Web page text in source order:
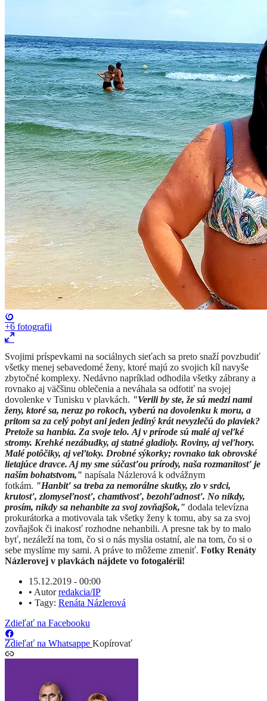
+6 fotografii
​Svojimi príspevkami na sociálnych sieťach sa preto snaží povzbudiť
všetky menej sebavedomé ženy, ktoré majú zo svojich kíl navyše
zbytočné komplexy. Nedávno napríklad odhodila všetky zábrany a
rovnako aj väčšinu oblečenia a neváhala sa odfotiť na svojej
dovolenke v Tunisku v plavkách. "Verili by ste, že sú medzi nami
ženy, ktoré sa, neraz po rokoch, vyberú na dovolenku k moru, a
pritom sa za celý pobyt ani jeden jediný krát nevyzlečú do plaviek?
Pretože sa hanbia. Za svoje telo. Aj v prírode sú malé aj veľké
stromy. Krehké nezábudky, aj statné gladioly. Roviny, aj veľhory.
Malé potôčiky, aj veľtoky. Drobné sýkorky; rovnako tak obrovské
lietajúce dravce. Aj my sme súčasťou prírody, naša rozmanitosť je
naším bohatstvom," napísala Názlerová k odvážnym
fotkám. "Hanbiť sa treba za nemorálne skutky, zlo v srdci,
krutosť, zlomyseľnosť, chamtivosť, bezohľadnosť. No nikdy,
prosím, nikdy sa nehanbite za svoj zovňajšok," dodala televízna
prokurátorka a motivovala tak všetky ženy k tomu, aby sa za svoj
zovňajšok či inakosť rozhodne nehanbili. A presne tak by to malo
byť, nezáleží na tom, čo si o nás myslia ostatní, ale na tom, čo si o
sebe myslíme my sami. A práve to môžeme zmeniť. Fotky Renáty
Názlerovej v plavkách nájdete vo fotogalérii!
15.12.2019 - 00:00
• Autorredakcia/IP
• Tagy: Renáta Názlerová
Zdieľať na Facebooku
Zdieľať na Whatsappe Kopírovať